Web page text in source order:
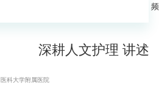
深耕人文护理 讲述
科大学附属医院